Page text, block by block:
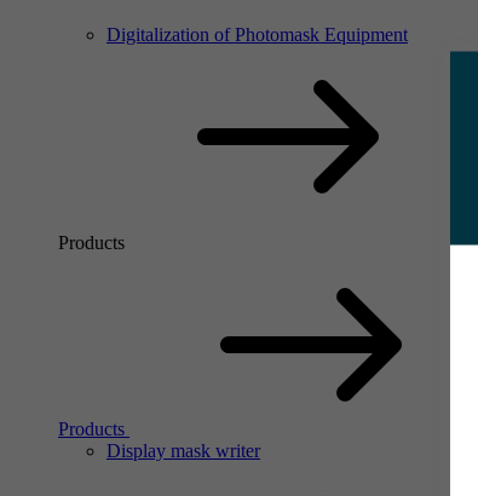
Digitalization of Photomask Equipment
Products
Products
Display mask writer